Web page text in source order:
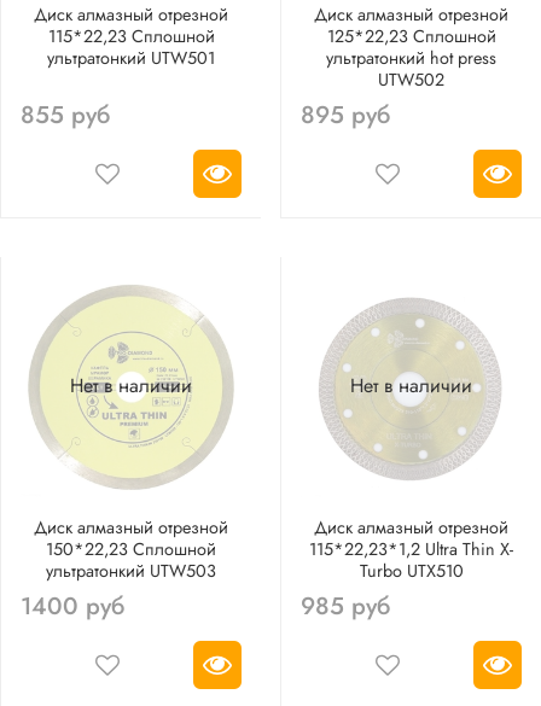
Диск алмазный отрезной
115*22,23 Сплошной
ультратонкий UTW501
855 руб
Диск алмазный отрезной
125*22,23 Сплошной
ультратонкий hot press
UTW502
895 руб
Нет в наличии
Диск алмазный отрезной
150*22,23 Сплошной
ультратонкий UTW503
1400 руб
Нет в наличии
Диск алмазный отрезной
115*22,23*1,2 Ultra Thin X-
Turbo UTX510
985 руб